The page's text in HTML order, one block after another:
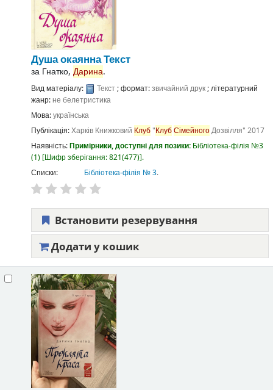
Душа окаяннаТекст
за Гнатко, Дарина.
Вид матеріалу: Текст; формат:звичайний друк; літературний
жанр:не белетристика
Мова:українська
Публікація:Харків Книжковий Клуб"КлубСімейногоДозвілля" 2017
Наявність:Примірники, доступні для позики: Бібліотека-філія №3
(1) Шифр зберігання:821(477) .
Списки:
Бібліотека-філія № 3.
Встановити резервування
Додати у кошик